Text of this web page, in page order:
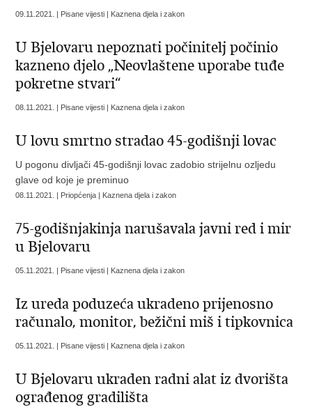
09.11.2021. | Pisane vijesti | Kaznena djela i zakon
U Bjelovaru nepoznati počinitelj počinio
kazneno djelo „Neovlaštene uporabe tuđe
pokretne stvari“
08.11.2021. | Pisane vijesti | Kaznena djela i zakon
U lovu smrtno stradao 45-godišnji lovac
U pogonu divljači 45-godišnji lovac zadobio strijelnu ozljedu
glave od koje je preminuo
08.11.2021. | Priopćenja | Kaznena djela i zakon
75-godišnjakinja narušavala javni red i mir
u Bjelovaru
05.11.2021. | Pisane vijesti | Kaznena djela i zakon
Iz ureda poduzeća ukradeno prijenosno
računalo, monitor, bežični miš i tipkovnica
05.11.2021. | Pisane vijesti | Kaznena djela i zakon
U Bjelovaru ukraden radni alat iz dvorišta
ograđenog gradilišta